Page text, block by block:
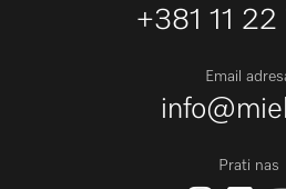
+381 11 22
Email
Prati nas